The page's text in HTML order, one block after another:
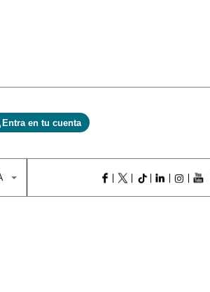
Entra en tu cuenta